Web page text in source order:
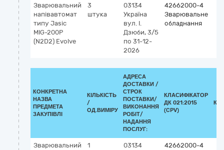
Зварювальний
напівавтомат
типу Jasic
MIG-200P
(N2D2) Evolve
3
штука
03134
Україна
вул. І.
Дзюби, 3/5
по 31-12-
2026
42662000-4
Зварювальне
обладнання
КОНКРЕТНА
НАЗВА
ПРЕДМЕТА
ЗАКУПІВЛІ
КІЛЬКІСТЬ
/
ОД.ВИМІРУ
АДРЕСА
ДОСТАВКИ /
СТРОК
ПОСТАВКИ/
ВИКОНАННЯ
РОБІТ/
НАДАННЯ
ПОСЛУГ:
КЛАСИФІКАТОР
ДК 021:2015
(CPV)
Зварювальний
1
03134
42662000-4